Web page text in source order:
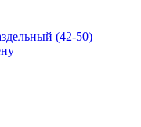
(42-50)